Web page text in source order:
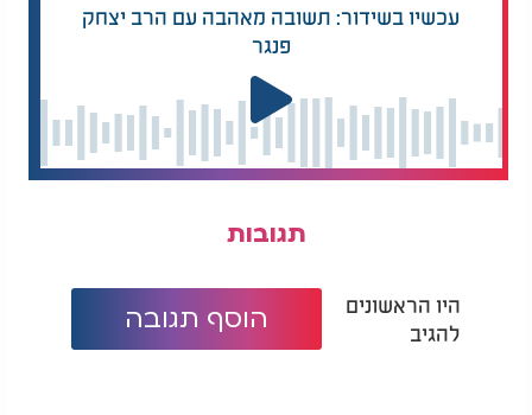
לקראנץ' מרענן.
עכשיו בשידור: תשובה מאהבה עם הרב יצחק
פנגר
תגובות
היו הראשונים
להגיב
הוסף תגובה